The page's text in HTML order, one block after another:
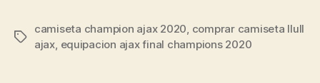
Etiquetas
camiseta champion ajax 2020 comprar camiseta llull
ajax equipacion ajax final champions 2020